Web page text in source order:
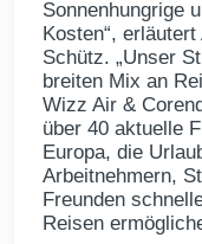
Sonnenhungrige
Kosten“,
Schütz. „Unser
breiten Mix an
Wizz Air &
über 40 aktuelle
Europa, die
Arbeitnehmern,
Freunden
Reisen